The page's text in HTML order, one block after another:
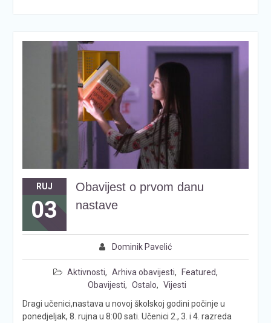
RUJ
03
Obavijest o prvom danu
nastave
Dominik Pavelić
Aktivnosti, Arhiva obavijesti, Featured,
Obavijesti, Ostalo, Vijesti
Dragi učenici,nastava u novoj školskoj godini počinje u
ponedjeljak, 8. rujna u 8:00 sati. Učenici 2., 3. i 4. razreda